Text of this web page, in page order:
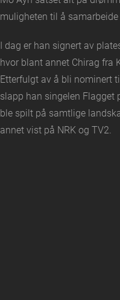
muligheten til å
I dag er han signert av
hvor blant annet Chirag fra
Etterfulgt av å bli nominert
slapp han singelen Flagget
ble spilt på samtlige
annet vist på NRK og TV2.